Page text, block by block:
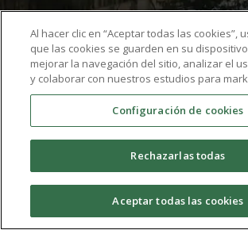
Al hacer clic en “Aceptar todas las cookies”,
que las cookies se guarden en su
mejorar la navegación del sitio, analizar el
y colaborar con nuestros estudios para
Configuración de cookies
Rechazarlas todas
Aceptar todas las cookies